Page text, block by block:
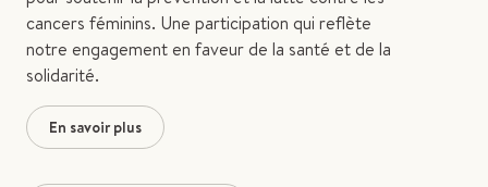
cancers féminins. Une participation qui reflète
notre engagement en faveur de la santé et de la
solidarité.
En savoir plus